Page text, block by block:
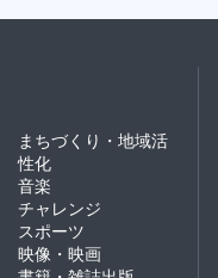
まちづくり・地域活
性化
音楽
チャレンジ
スポーツ
映像・映画